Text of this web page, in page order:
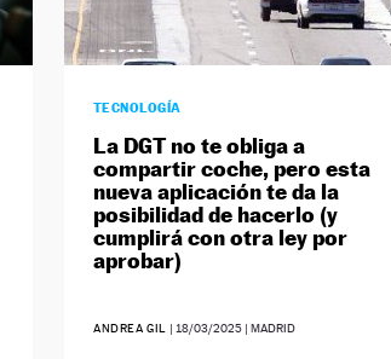
TECNOLOGÍA
La DGT no te obliga a
compartir coche, pero esta
nueva aplicación te da la
posibilidad de hacerlo (y
cumplirá con otra ley por
aprobar)
ANDREA GIL | 18/03/2025| MADRID